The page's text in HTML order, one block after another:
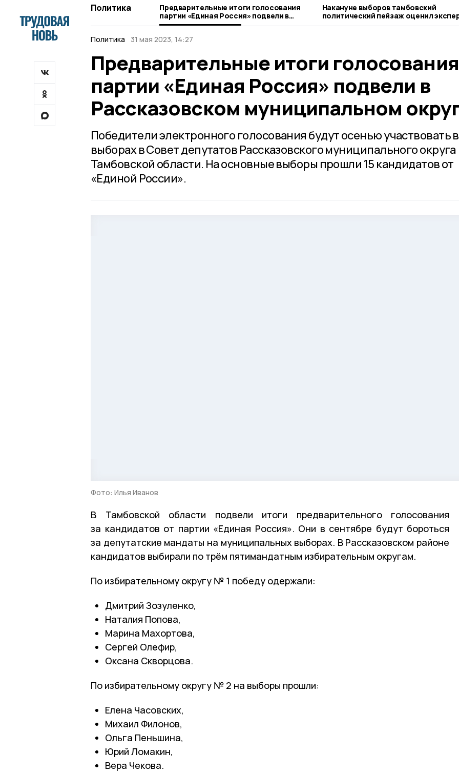
Политика
Предварительные итоги голосования
партии «Единая Россия» подвели в
Рассказовском муниципальном округе
Накануне выборов тамбовский
политический пейзаж оценил
Сергей Никоненко
Политика
31 мая 2023, 14:27
Предварительные итоги голосования
партии «Единая Россия» подвели в
Рассказовском муниципальном
Победители электронного голосования будут осенью участвовать в
выборах в Совет депутатов Рассказовского муниципального округа
Тамбовской области. На основные выборы прошли 15 кандидатов от
«Единой России».
Фото: Илья Иванов
В Тамбовской области подвели итоги предварительного голосования
за кандидатов от партии «Единая Россия». Они в сентябре будут бороться
за депутатские мандаты на муниципальных выборах. В Рассказовском районе
кандидатов выбирали по трём пятимандатным избирательным округам.
По избирательному округу № 1 победу одержали:
Дмитрий Зозуленко,
Наталия Попова,
Марина Махортова,
Сергей Олефир,
Оксана Скворцова.
По избирательному округу № 2 на выборы прошли:
Елена Часовских,
Михаил Филонов,
Ольга Пеньшина,
Юрий Ломакин,
Вера Чекова.